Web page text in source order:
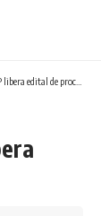
de processo seletivo